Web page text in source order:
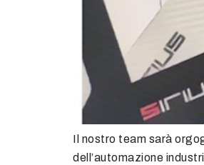
Il nostro team sarà
dell’automazione